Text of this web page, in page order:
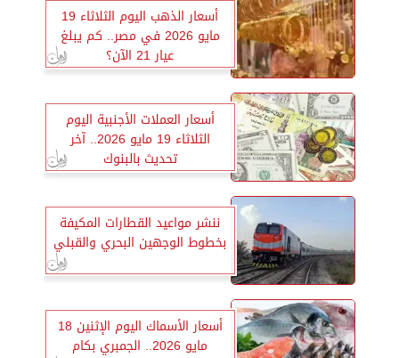
أسعار الذهب اليوم الثلاثاء 19
مايو 2026 في مصر.. كم يبلغ
عيار 21 الآن؟
أسعار العملات الأجنبية اليوم
الثلاثاء 19 مايو 2026.. آخر
تحديث بالبنوك
ننشر مواعيد القطارات المكيفة
بخطوط الوجهين البحري والقبلي
أسعار الأسماك اليوم الإثنين 18
مايو 2026.. الجمبري بكام